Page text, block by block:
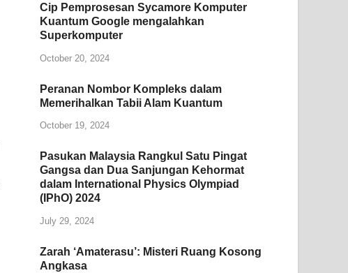
Cip Pemprosesan Sycamore Komputer
Kuantum Google mengalahkan
Superkomputer
October 20, 2024
Peranan Nombor Kompleks dalam
Memerihalkan Tabii Alam Kuantum
October 19, 2024
Pasukan Malaysia Rangkul Satu Pingat
Gangsa dan Dua Sanjungan Kehormat
dalam International Physics Olympiad
(IPhO) 2024
July 29, 2024
Zarah ‘Amaterasu’: Misteri Ruang Kosong
Angkasa